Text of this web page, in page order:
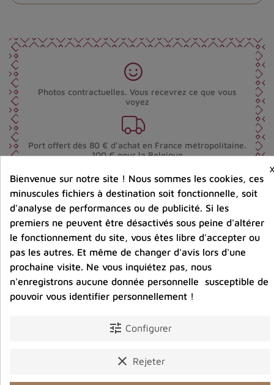
Photos contractuelles. Vous recevrez ce que vous
voyez
Port offert dès 80 € d’achat en France métropolitaine.
100 € pour la Belgique
Entreprise éco-responsable.
Bijoux argent fabriqués sans émission de gaz
carbonique
Partager :
Bienvenue sur notre site ! Nous sommes les cookies, ces
minuscules fichiers à destination soit fonctionnelle, soit
d'analyse de performances ou de publicité. Si les
premiers ne peuvent être désactivés sous peine d'altérer
le fonctionnement du site, vous êtes libre d'accepter ou
pas les autres. Et même de changer d'avis lors d'une
prochaine visite. Ne vous inquiétez pas, nous
n'enregistrons aucune donnée personnelle susceptible de
pouvoir vous identifier personnellement !
tune Configurer
clear Rejeter